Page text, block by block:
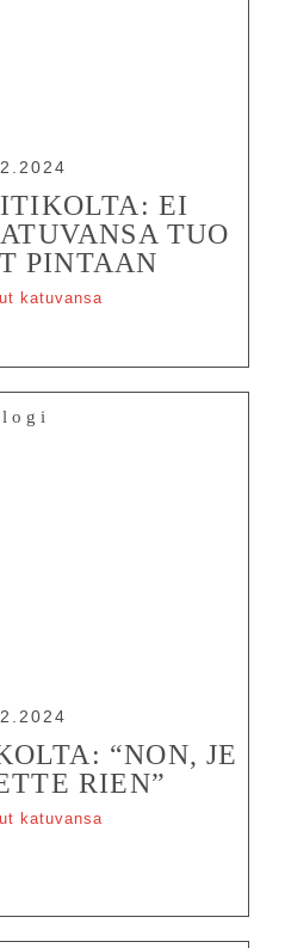
EI
TUO
PINTAAN
katuvansa
“NON, JE
RIEN”
katuvansa